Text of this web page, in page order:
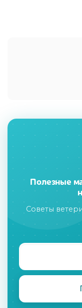
Полезные
Советы